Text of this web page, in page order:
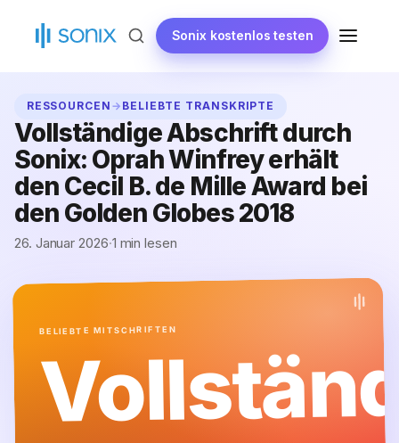
Inhalt
springen
Sonix kostenlos testen MENÜ
RESSOURCEN → BELIEBTE TRANSKRIPTE
Vollständige Abschrift durch
Sonix: Oprah Winfrey erhält
den Cecil B. de Mille Award bei
den Golden Globes 2018
26. Januar 2026·1 min lesen
BELIEBTE MITSCHRIFTEN